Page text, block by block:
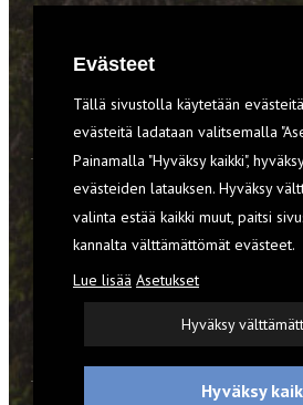
VARUSTEET
TILAA RETKI-
YHTEYSTIEDOT
EVÄSTEET
Evästeet
Tällä sivustolla käytetään
evästeitä ladataan valitsemalla
Painamalla "Hyväksy kaikki",
evästeiden latauksen. Hyväksy
valinta estää kaikki muut, paitsi
kannalta välttämättömät evästeet.
Lue lisää Asetukset
Hyväksy
Hyväksy